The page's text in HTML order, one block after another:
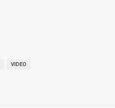
VIDEO